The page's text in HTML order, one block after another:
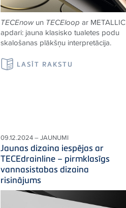
TECEnowun TECEloop ar METALLIC
apdari: jauna klasisko tualetes podu
skalošanas plākšņu interpretācija.
LASĪT RAKSTU
09.12.2024 – JAUNUMI
Jaunas dizaina iespējas ar
TECEdrainline – pirmklasīgs
vannasistabas dizaina
risinājums